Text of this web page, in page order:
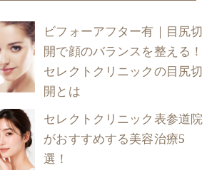
ビフォーアフター有｜目尻切
開で顔のバランスを整える！
セレクトクリニックの目尻切
開とは
セレクトクリニック表参道院
がおすすめする美容治療5
選！